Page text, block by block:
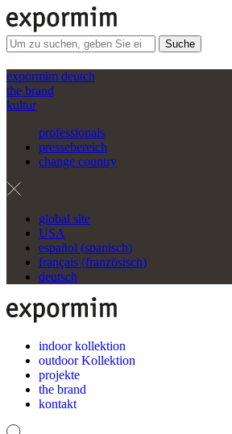
Suche
expormim deutch
the brand
kultur
professionals
pressebereich
change country
global site
USA
español (spanisch)
français (französisch)
deutsch
indoor kollektion
outdoor Kollektion
projekte
the brand
kontakt